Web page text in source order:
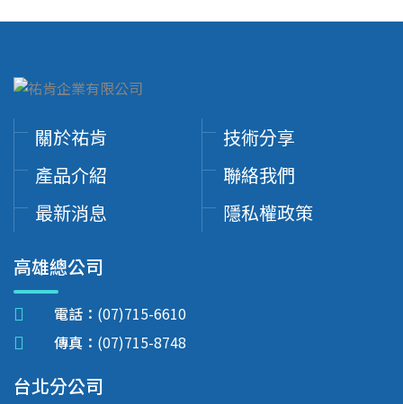
關於祐肯
產品介紹
最新消息
技術分享
聯絡我們
隱私權政策
高雄總公司
電話： (07)715-6610
傳真： (07)715-8748
台北分公司